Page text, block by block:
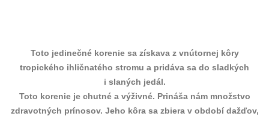
Toto jedinečné korenie sa získava z vnútornej kôry
tropického ihličnatého stromu a pridáva sa do sladkých
i slaných jedál.
Toto korenie je chutné a výživné. Prináša nám množstvo
zdravotných prínosov. Jeho kôra sa zbiera v období dažďov,